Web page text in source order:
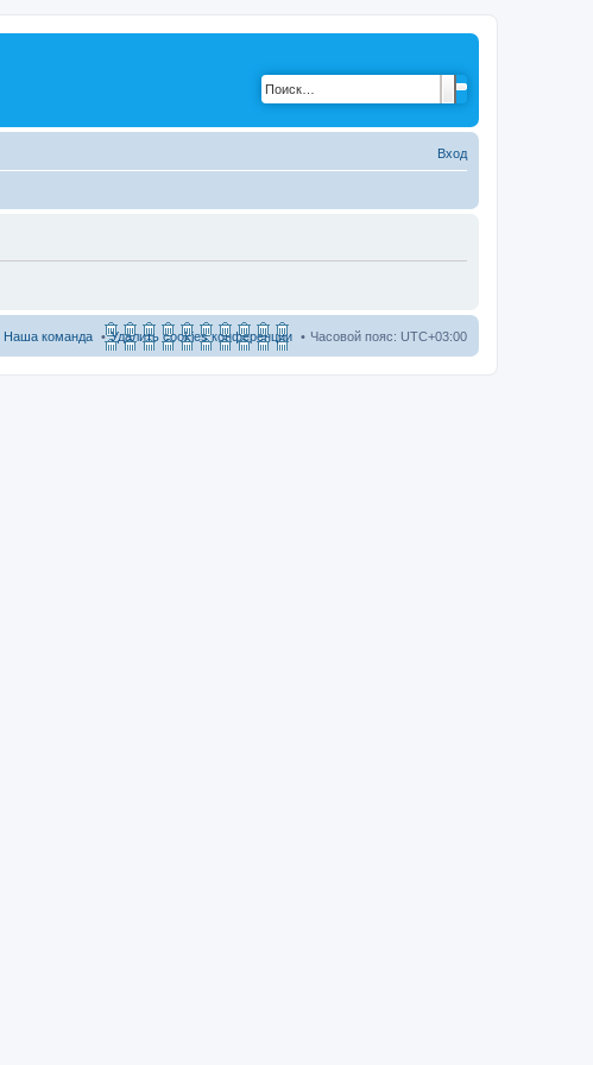
Вход
Часовой пояс: UTC+03:00
Удалить cookies конференции
Наша команда